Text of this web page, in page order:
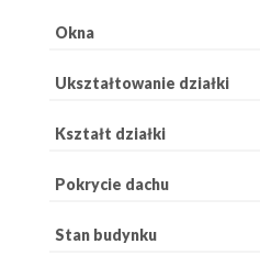
Okna
Ukształtowanie działki
Kształt działki
Pokrycie dachu
Stan budynku